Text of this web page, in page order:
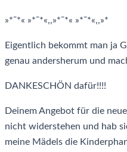
»*¯*« »*¯*«,,»*¯*« »*¯*«,,»*
Eigentlich bekommt man ja
genau andersherum und
DANKESCHÖN dafür!!!!
Deinem Angebot für die
nicht widerstehen und hab
meine Mädels die